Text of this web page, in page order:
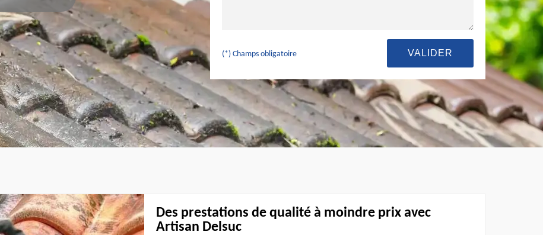
(*) Champs obligatoire
Des prestations de qualité à moindre prix avec
Artisan Delsuc